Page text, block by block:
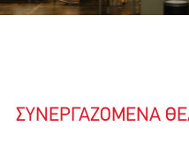
ΣΥΝΕΡΓΑΖΟΜΕΝΑ